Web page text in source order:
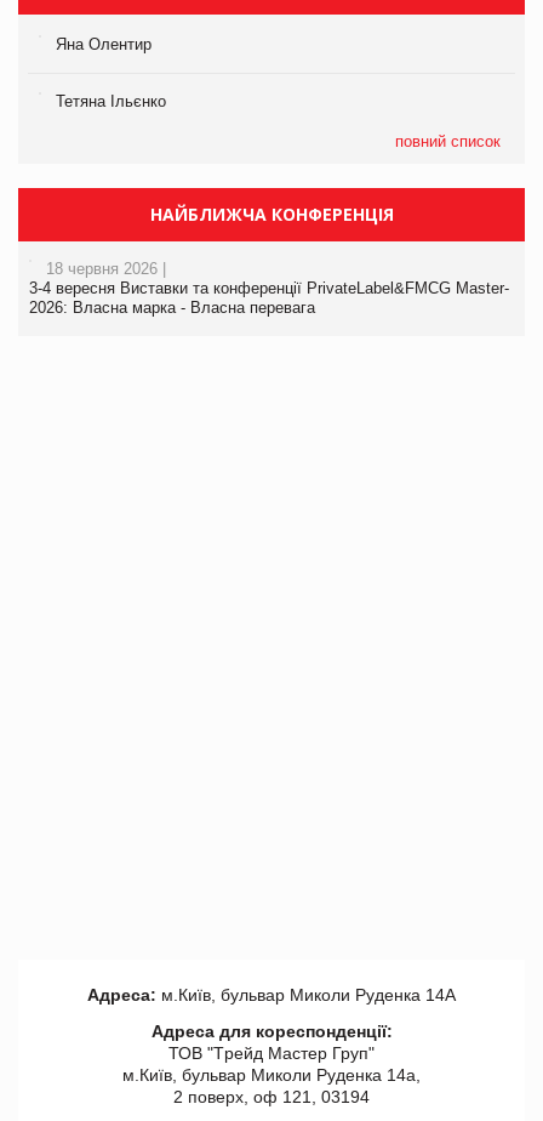
Яна Олентир
Тетяна Ільєнко
повний список
НАЙБЛИЖЧА КОНФЕРЕНЦІЯ
18 червня 2026 |
3-4 вересня Виставки та конференції PrivateLabel&FMCG Master-
2026: Власна марка - Власна перевага
Адреса: м.Київ, бульвар Миколи Руденка 14А
Адреса для кореспонденції:
ТОВ "Tрейд Мастер Груп"
м.Київ, бульвар Миколи Руденка 14а,
2 поверх, оф 121, 03194